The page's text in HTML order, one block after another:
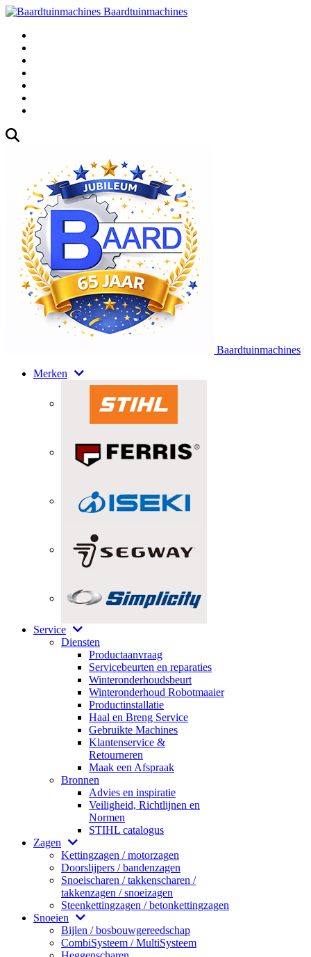
Baardtuinmachines
Baardtuinmachines
Merken
Service
Diensten
Productaanvraag
Servicebeurten en reparaties
Winteronderhoudsbeurt
Winteronderhoud Robotmaaier
Productinstallatie
Haal en Breng Service
Gebruikte Machines
Klantenservice &
Retourneren
Maak een Afspraak
Bronnen
Advies en inspiratie
Veiligheid, Richtlijnen en
Normen
STIHL catalogus
Zagen
Kettingzagen / motorzagen
Doorslijpers / bandenzagen
Snoeischaren / takkenscharen /
takkenzagen / snoeizagen
Steenkettingzagen / betonkettingzagen
Snoeien
Bijlen / bosbouwgereedschap
CombiSysteem / MultiSysteem